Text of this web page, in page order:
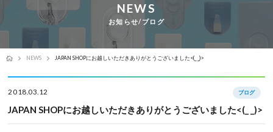
NEWS
お知らせ/ブログ
NEWS JAPAN SHOPにお越しいただきありがとうございました<(_ _)>
2018.03.12 ブログ
JAPAN SHOPにお越しいただきありがとうございました<(_ _)>